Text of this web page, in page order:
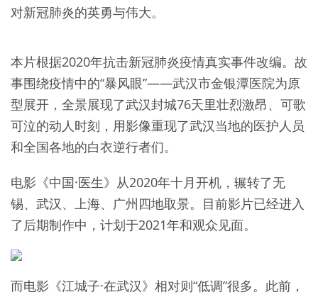
对新冠肺炎的英勇与伟大。
本片根据2020年抗击新冠肺炎疫情真实事件改编。故
事围绕疫情中的“暴风眼”——武汉市金银潭医院为原
型展开，全景展现了武汉封城76天里壮烈激昂、可歌
可泣的动人时刻，用影像重现了武汉当地的医护人员
和全国各地的白衣逆行者们。
电影《中国·医生》从2020年十月开机，辗转了无
锡、武汉、上海、广州四地取景。目前影片已经进入
了后期制作中，计划于2021年和观众见面。
而电影《江城子·在武汉》相对则“低调”很多。此前，